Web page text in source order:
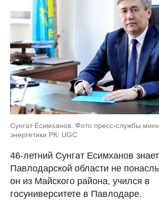
Сунгат Есимханов. Фото пресс-службы
энергетики РК: UGC
46-летний Сунгат Есимханов
Павлодарской области не
он из Майского района, учился в
госуниверситете в Павлодаре.